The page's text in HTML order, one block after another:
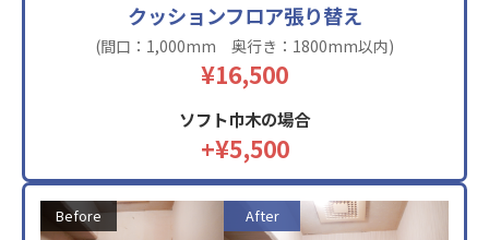
クッションフロア張り替え
(間口：1,000mm 奥行き：1800mm以内)
¥16,500
ソフト巾木の場合
+¥5,500
Before After